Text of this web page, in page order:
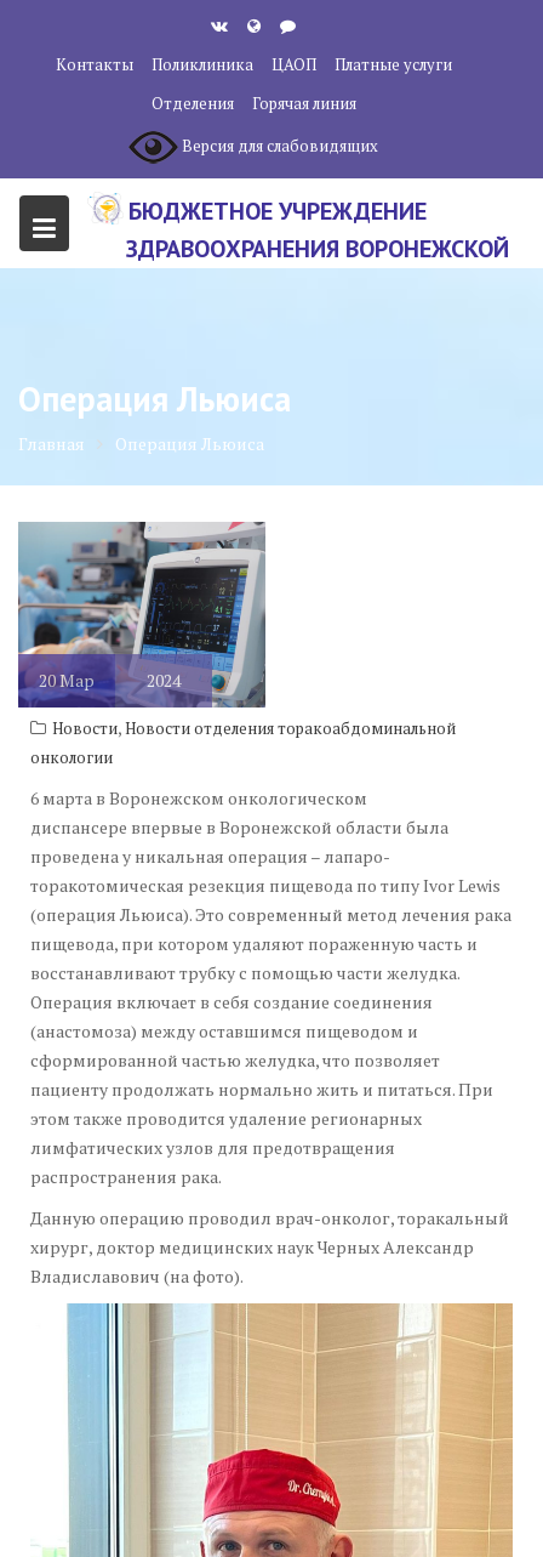
содержанию
Контакты Поликлиника ЦАОП
Платные услуги
Отделения
Горячая линия
Версия для слабовидящих
БЮДЖЕТНОЕ УЧРЕЖДЕНИЕ
ЗДРАВООХРАНЕНИЯ ВОРОНЕЖСКОЙ
ЦЕНТР"
Операция Льюиса
Главная Операция Льюиса
20Мар 2024
Новости,Новости отделения торакоабдоминальной
онкологии
6 марта в Воронежском онкологическом
диспансере впервые в Воронежской области была
проведена у никальная операция – лапаро-
торакотомическая резекция пищевода по типу Ivor Lewis
(операция Льюиса). Это современный метод лечения рака
пищевода, при котором удаляют пораженную часть и
восстанавливают трубку с помощью части желудка.
Операция включает в себя создание соединения
(анастомоза) между оставшимся пищеводом и
сформированной частью желудка, что позволяет
пациенту продолжать нормально жить и питаться. При
этом также проводится удаление регионарных
лимфатических узлов для предотвращения
распространения рака.
Данную операцию проводил врач-онколог, торакальный
хирург, доктор медицинских наук Черных Александр
Владиславович (на фото).